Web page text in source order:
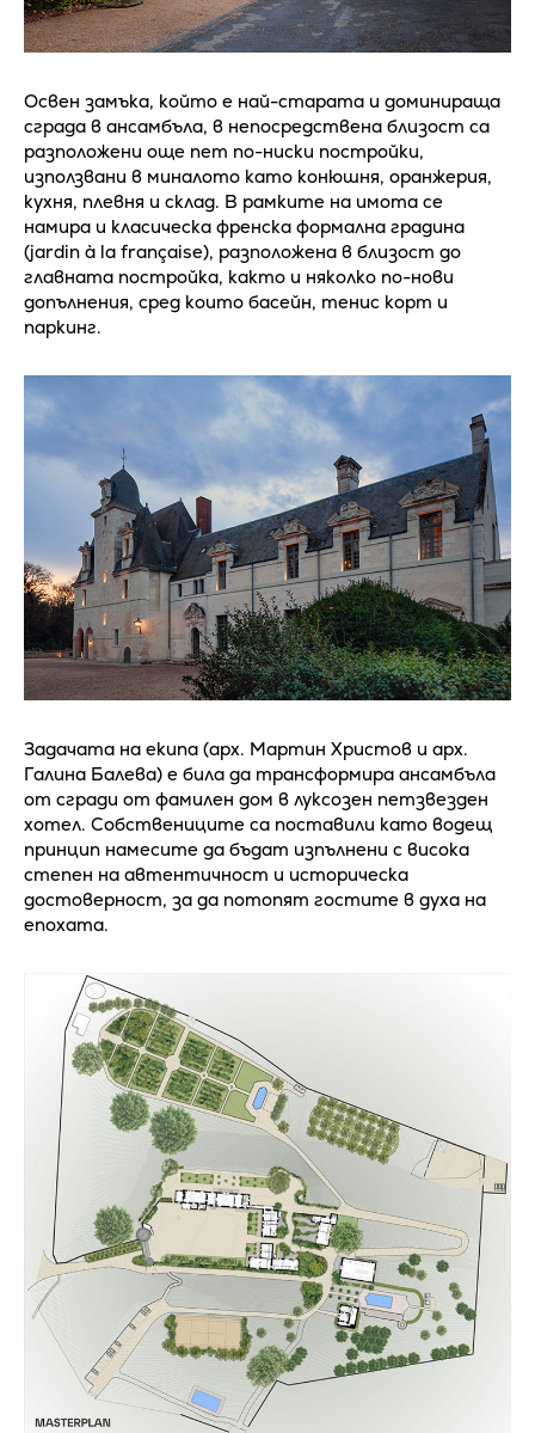
Освен замъка, който е най-старата и доминираща
сграда в ансамбъла, в непосредствена близост са
разположени още пет по-ниски постройки,
използвани в миналото като конюшня, оранжерия,
кухня, плевня и склад. В рамките на имота се
намира и класическа френска формална градина
(jardin à la française), разположена в близост до
главната постройка, както и няколко по-нови
допълнения, сред които басейн, тенис корт и
паркинг.
Задачата на екипа (арх. Мартин Христов и арх.
Галина Балева) е била да трансформира ансамбъла
от сгради от фамилен дом в луксозен петзвезден
хотел. Собствениците са поставили като водещ
принцип намесите да бъдат изпълнени с висока
степен на автентичност и историческа
достоверност, за да потопят гостите в духа на
епохата.